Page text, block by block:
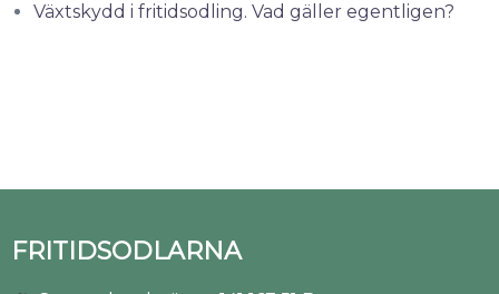
Växtskydd i fritidsodling. Vad gäller egentligen?
FRITIDSODLARNA